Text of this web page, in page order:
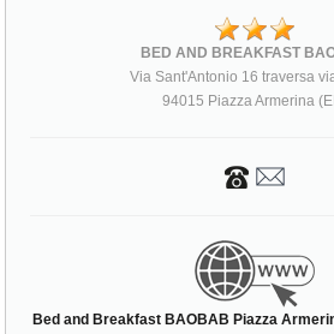
BED AND BREAKFAST
Via Sant'Antonio 16 traversa
94015 Piazza Armerina
Bed and Breakfast BAOBAB Piazza